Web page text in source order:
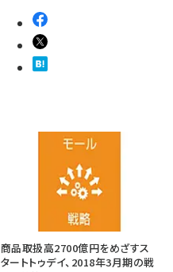
商品取扱高2700億円をめざすス
タートトゥデイ、2018年3月期の戦